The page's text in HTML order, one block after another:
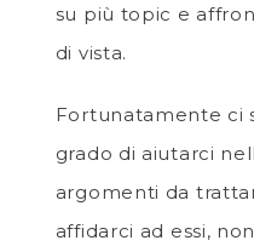
su più topic e
di vista.
Fortunatamente ci
grado di aiutarci
argomenti da
affidarci ad essi,